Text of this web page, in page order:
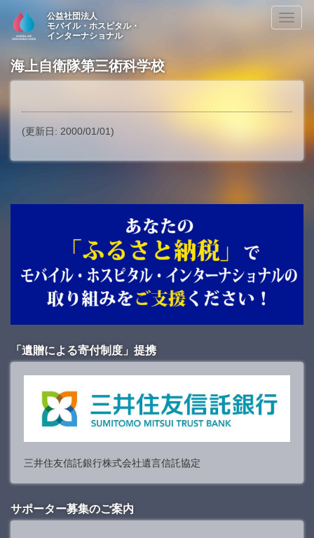
公益社団法人
モバイル・ホスピタル・
インターナショナル
海上自衛隊第三術科学校
(更新日: 2000/01/01)
「遺贈による寄付制度」提携
三井住友信託銀行株式会社遺言信託協定
サポーター募集のご案内